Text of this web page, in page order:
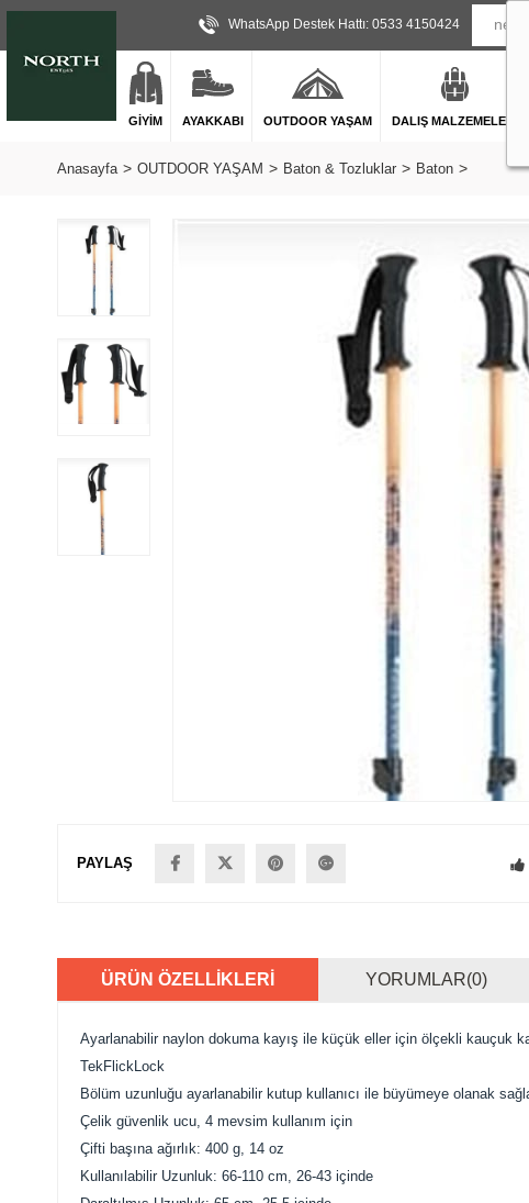
WhatsApp Destek Hattı: 0533 4150424
GİYİM AYAKKABI OUTDOOR YAŞAM DALIŞ MALZEMELERİ
Anasayfa OUTDOOR YAŞAM Baton & Tozluklar Baton
PAYLAŞ
ÜRÜN ÖZELLIKLERI YORUMLAR(0)
Ayarlanabilir naylon dokuma kayış ile küçük eller için ölçekli kauçuk
TekFlickLock
Bölüm uzunluğu ayarlanabilir kutup kullanıcı ile büyümeye olanak
Çelik güvenlik ucu, 4 mevsim kullanım için
Çifti başına ağırlık: 400 g, 14 oz
Kullanılabilir Uzunluk: 66-110 cm, 26-43 içinde